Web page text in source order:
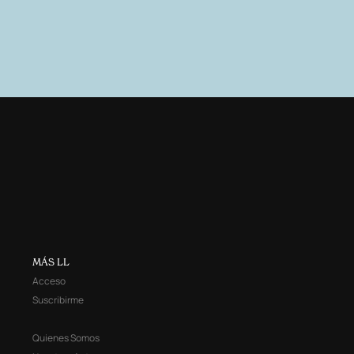
MÁS LL
Acceso
Suscribirme
Quienes Somos